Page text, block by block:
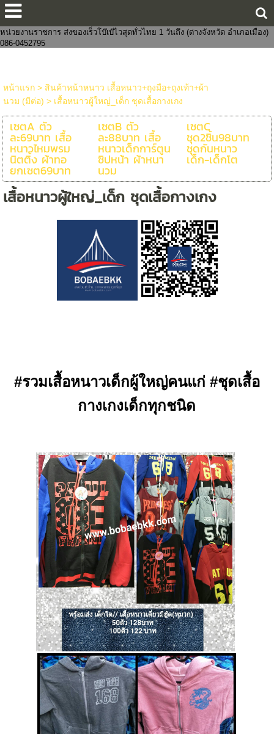
ขายส่งกางเกงในแฟชั่นงานจีนไทย 8 บาทราคาหน้าโรงงาน มีทั้งชายและหญิง
งานแฟชั่น ถูกกว่าโบ๊เบ๊ หาสินค้าจัดเซตบริจาค-งานบุญจัดส่งถึงที่ จัดหาสินค้าให้
หน่วยงานราชการ ส่งของเร็วโบ๊เบ๊ไวสุดทั่วไทย 1 วันถึง (ต่างจังหวัด อำเภอเมือง)
086-0452795
หน้าแรก> สินค้าหน้าหนาว เสื้อหนาว+ถุงมือ+ถุงเท้า+ผ้า
นวม (มีต่อ) > เสื้อหนาวผู้ใหญ่_เด็ก ชุดเสื้อกางเกง
เซตA ตัว
ละ69บาท เสื้อ
หนาวไหมพรม
นิตติ้ง ผ้าทอ
ยกเซต69บาท
เซตB ตัว
ละ88บาท เสื้อ
หนาวเด็กการ์ตูน
ซิปหน้า ผ้าหนา
นวม
เซตC
ชุด2ชิ้น98บาท
ชุดกันหนาว
เด็ก-เด็กโต
เสื้อหนาวผู้ใหญ่_เด็ก ชุดเสื้อกางเกง
#รวมเสื้อหนาวเด็กผู้ใหญ่คนแก่ #ชุดเสื้อ
กางเกงเด็กทุกชนิด